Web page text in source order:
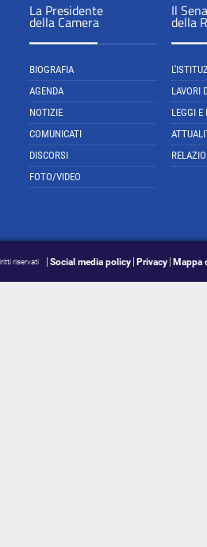
La Presidente
della Camera
BIOGRAFIA
AGENDA
NOTIZIE
COMUNICATI
DISCORSI
FOTO/VIDEO
Il
della
LAVORI
LEGGI E
riservati Social media policy Privacy Mappa